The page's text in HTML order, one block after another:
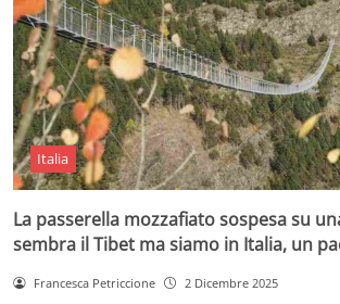
Italia
La passerella mozzafiato sospesa su
sembra il Tibet ma siamo in Italia, un
Francesca Petriccione 2 Dicembre 2025